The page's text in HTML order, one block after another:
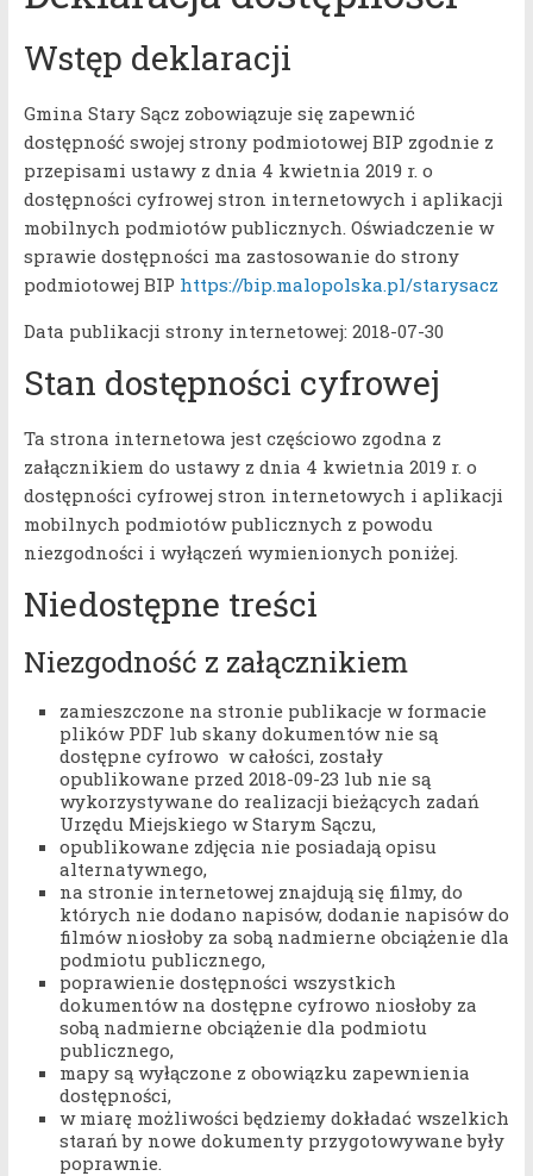
Wstęp deklaracji
Gmina Stary Sącz zobowiązuje się zapewnić
dostępność swojej strony podmiotowej BIP zgodnie z
przepisami ustawy z dnia 4 kwietnia 2019 r. o
dostępności cyfrowej stron internetowych i aplikacji
mobilnych podmiotów publicznych. Oświadczenie w
sprawie dostępności ma zastosowanie do strony
podmiotowej BIP https://bip.malopolska.pl/starysacz
Data publikacji strony internetowej: 2018-07-30
Stan dostępności cyfrowej
Ta strona internetowa jest częściowo zgodna z
załącznikiem do ustawy z dnia 4 kwietnia 2019 r. o
dostępności cyfrowej stron internetowych i aplikacji
mobilnych podmiotów publicznych z powodu
niezgodności i wyłączeń wymienionych poniżej.
Niedostępne treści
Niezgodność z załącznikiem
zamieszczone na stronie publikacje w formacie
plików PDF lub skany dokumentów nie są
dostępne cyfrowo w całości, zostały
opublikowane przed 2018-09-23 lub nie są
wykorzystywane do realizacji bieżących zadań
Urzędu Miejskiego w Starym Sączu,
opublikowane zdjęcia nie posiadają opisu
alternatywnego,
na stronie internetowej znajdują się filmy, do
których nie dodano napisów, dodanie napisów do
filmów niosłoby za sobą nadmierne obciążenie dla
podmiotu publicznego,
poprawienie dostępności wszystkich
dokumentów na dostępne cyfrowo niosłoby za
sobą nadmierne obciążenie dla podmiotu
publicznego,
mapy są wyłączone z obowiązku zapewnienia
dostępności,
w miarę możliwości będziemy dokładać wszelkich
starań by nowe dokumenty przygotowywane były
poprawnie.